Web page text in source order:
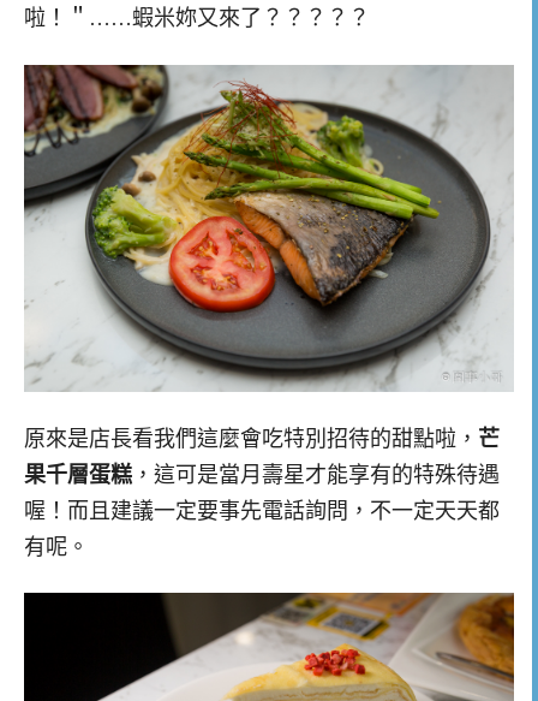
啦！＂……蝦米妳又來了？？？？？
原來是店長看我們這麼會吃特別招待的甜點啦， 芒
果千層蛋糕 ，這可是當月壽星才能享有的特殊待遇
喔！而且建議一定要事先電話詢問，不一定天天都
有呢。